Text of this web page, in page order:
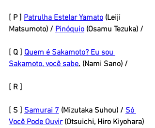
[ P ] Patrulha Estelar Yamato (Leiji
Matsumoto) / Pinóquio (Osamu Tezuka) /
[ Q ] Quem é Sakamoto? Eu sou
Sakamoto, você sabe. (Nami Sano) /
[ R ]
[ S ] Samurai 7 (Mizutaka Suhou) / Só
Você Pode Ouvir (Otsuichi, Hiro Kiyohara)